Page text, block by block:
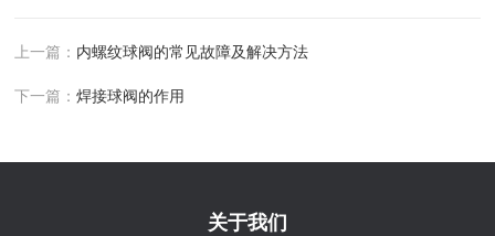
上一篇： 内螺纹球阀的常见故障及解决方法
下一篇：焊接球阀的作用
关于我们